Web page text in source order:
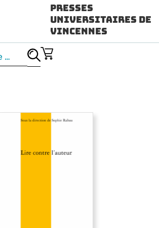
Presses
Universitaires de
Vincennes